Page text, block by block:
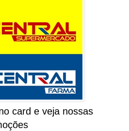
card e veja nossas